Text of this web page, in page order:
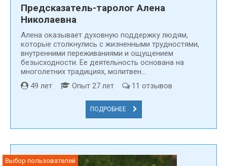
Предсказатель-таролог Алена
Николаевна
Алена оказывает духовную поддержку людям,
которые столкнулись с жизненными трудностями,
внутренними переживаниями и ощущением
безысходности. Ее деятельность основана на
многолетних традициях, молитвен...
49 лет
Опыт 27 лет 11 отзывов
ПОДРОБНЕЕ
Выбор пользователей